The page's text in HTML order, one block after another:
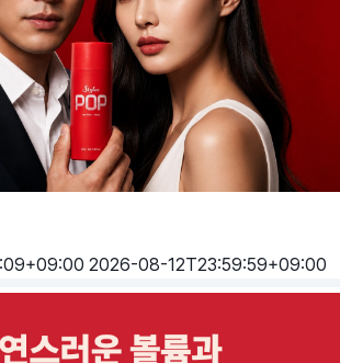
2026-08-12T23:59:59+09:00